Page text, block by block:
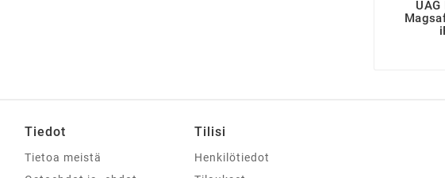
Tiedot
Tietoa meistä
Tilisi
Henkilötiedot